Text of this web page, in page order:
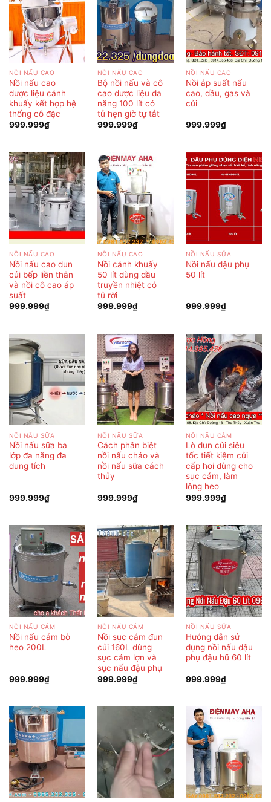
NỒI NẤU CAO
Nồi nấu cao
dược liệu cánh
khuấy kết hợp hệ
thống cô đặc
999.999₫
NỒI NẤU CAO
Bộ nồi nấu và cô
cao dược liệu đa
năng 100 lít có
tủ hẹn giờ tự tắt
999.999₫
NỒI NẤU CAO
Nồi áp suất nấu
cao, dầu, gas và
củi
999.999₫
NỒI NẤU CAO
Nồi nấu cao đun
củi bếp liền thân
và nồi cô cao áp
suất
999.999₫
NỒI NẤU CAO
Nồi cánh khuấy
50 lít dùng dầu
truyền nhiệt có
tủ rời
999.999₫
NỒI NẤU SỮA
Nồi nấu đậu phụ
50 lít
999.999₫
NỒI NẤU SỮA
Nồi nấu sữa ba
lớp đa năng đa
dung tích
999.999₫
NỒI NẤU SỮA
Cách phân biệt
nồi nấu cháo và
nồi nấu sữa cách
thủy
999.999₫
NỒI NẤU CÁM
Lò đun củi siêu
tốc tiết kiệm củi
cấp hơi dùng cho
sục cám, làm
lông heo
999.999₫
NỒI NẤU CÁM
Nồi nấu cám bò
heo 200L
999.999₫
NỒI NẤU CÁM
Nồi sục cám đun
củi 160L dùng
sục cám lợn và
sục nấu đậu phụ
999.999₫
NỒI NẤU SỮA
Hướng dẫn sử
dụng nồi nấu đậu
phụ đậu hũ 60 lít
999.999₫